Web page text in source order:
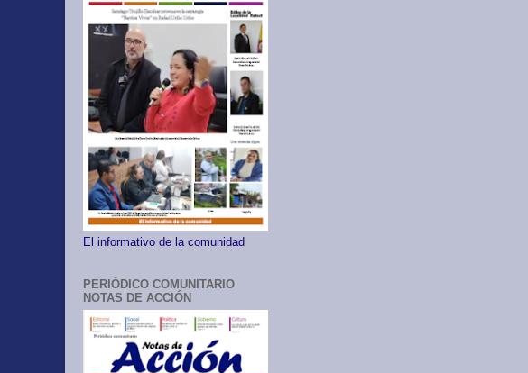
El informativo de la comunidad
PERIÓDICO COMUNITARIO
NOTAS DE ACCIÓN